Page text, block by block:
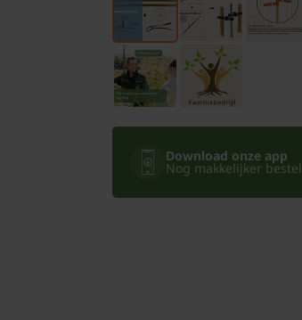
Kamerplanten
Bloempotten
Download onze app
Nog makkelijker